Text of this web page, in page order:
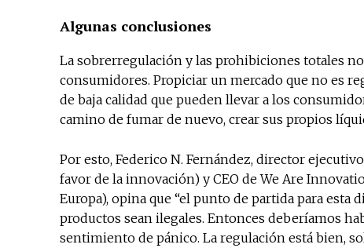
Algunas conclusiones
La sobrerregulación y las prohibiciones totales
consumidores. Propiciar un mercado que no es
de baja calidad que pueden llevar a los
camino de fumar de nuevo, crear sus propios
Por esto, Federico N. Fernández, director
favor de la innovación) y CEO de We Are
Europa), opina que “el punto de partida para
productos sean ilegales. Entonces deberíamos
sentimiento de pánico. La regulación está bien,